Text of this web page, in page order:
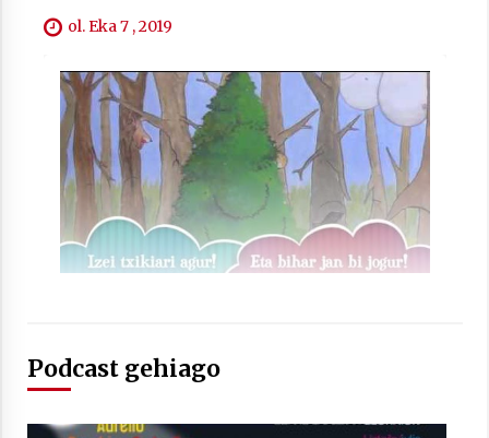
Arrosaren laburpen bideoa Hamaika
Telebistaren eskutik
2021/06/30
ol. Eka 7 , 2019
Podcast gehiago